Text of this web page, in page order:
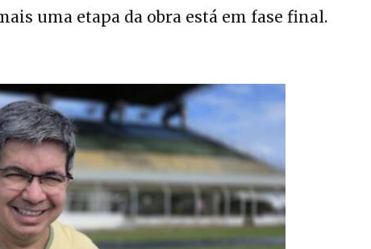
uma etapa da obra está em fase final.